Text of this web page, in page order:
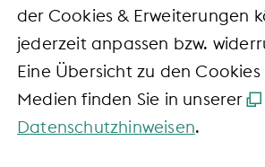
der Cookies & Erweiterungen
jederzeit anpassen bzw.
Eine Übersicht zu den
Medien finden Sie in unserer
Datenschutzhinweisen.